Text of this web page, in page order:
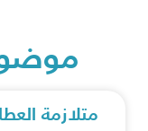
متلازمة